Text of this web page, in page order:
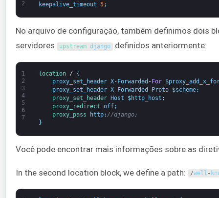
2
keepalive_timeout 5;
No arquivo de configuração, também definimos dois
servidores
upstream django definidos anteriormente:
1
2
3
4
5
6
7
location /
{
proxy_set_header X- Forwarded - For $
proxy_set_header X- Forwarded - Proto $scheme;
proxy_set_header
Host $http_host ;
proxy_redirect off;
proxy_pass
http: //django;
}
Você pode encontrar mais informações sobre as
In the second location block, we define a path: /well -